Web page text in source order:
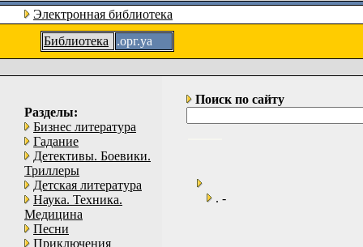
Электронная библиотека
Библиотека
.орг.уа
Разделы:
Бизнес литература
Гадание
Детективы. Боевики.
Триллеры
Детская литература
Наука. Техника.
Медицина
Песни
Приключения
Поиск по сайту
. -